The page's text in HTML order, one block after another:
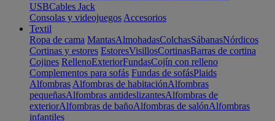
USBCables Jack
Consolas y videojuegos Accesorios
Textil
Ropa de cama MantasAlmohadasColchasSábanasNórdicos
Cortinas y estores EstoresVisillosCortinasBarras de cortina
Cojines RellenoExteriorFundasCojín con relleno
Complementos para sofás Fundas de sofásPlaids
Alfombras Alfombras de habitaciónAlfombras
pequeñasAlfombras antideslizantesAlfombras de
exteriorAlfombras de bañoAlfombras de salónAlfombras
infantiles